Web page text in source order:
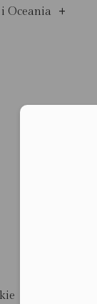
Oceania
+